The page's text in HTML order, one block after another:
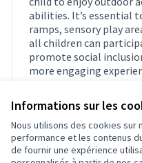
Informations sur les
Nous utilisons des cookies sur
performance et les contenus
de fournir une expérience
abilities. It’s essential
ramps, sensory play
all children can
promote social
more engaging
gameplay. Keep up